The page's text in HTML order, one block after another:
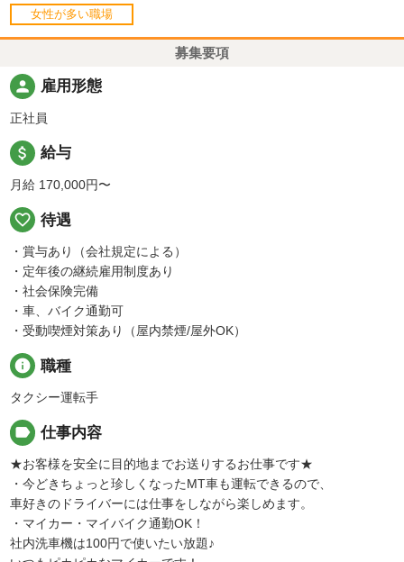
女性が多い職場
募集要項
person 雇用形態
正社員
attach_money 給与
月給 170,000円〜
favorite_border 待遇
・賞与あり（会社規定による）
・定年後の継続雇用制度あり
・社会保険完備
・車、バイク通勤可
・受動喫煙対策あり（屋内禁煙/屋外OK）
info 職種
タクシー運転手
label 仕事内容
★お客様を安全に目的地までお送りするお仕事です★
・今どきちょっと珍しくなったMT車も運転できるので、
車好きのドライバーには仕事をしながら楽しめます。
・マイカー・マイバイク通勤OK！
社内洗車機は100円で使いたい放題♪